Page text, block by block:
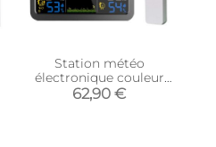
Station météo
électronique couleur
avec capteur extérieur
62,90 €